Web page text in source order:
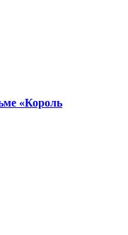
«Король